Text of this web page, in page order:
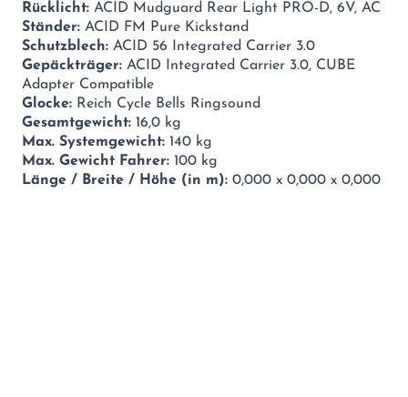
Rücklicht: ACID Mudguard Rear Light PRO-D, 6V, AC
Ständer: ACID FM Pure Kickstand
Schutzblech: ACID 56 Integrated Carrier 3.0
Gepäckträger: ACID Integrated Carrier 3.0, CUBE
Adapter Compatible
Glocke: Reich Cycle Bells Ringsound
Gesamtgewicht: 16,0 kg
Max. Systemgewicht: 140 kg
Max. Gewicht Fahrer: 100 kg
Länge / Breite / Höhe (in m): 0,000 x 0,000 x 0,000